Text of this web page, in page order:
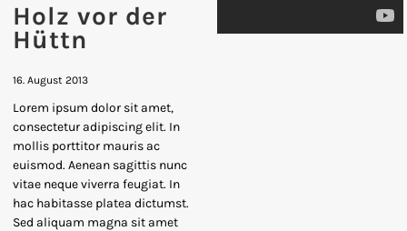
Holz vor der
Hüttn
16. August 2013
Lorem ipsum dolor sit amet,
consectetur adipiscing elit. In
mollis porttitor mauris ac
euismod. Aenean sagittis nunc
vitae neque viverra feugiat. In
hac habitasse platea dictumst.
Sed aliquam magna sit amet